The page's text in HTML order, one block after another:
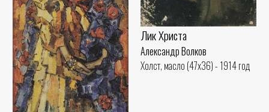
Лик Христа
Александр Волков
Холст, масло (47x36) - 1914 год